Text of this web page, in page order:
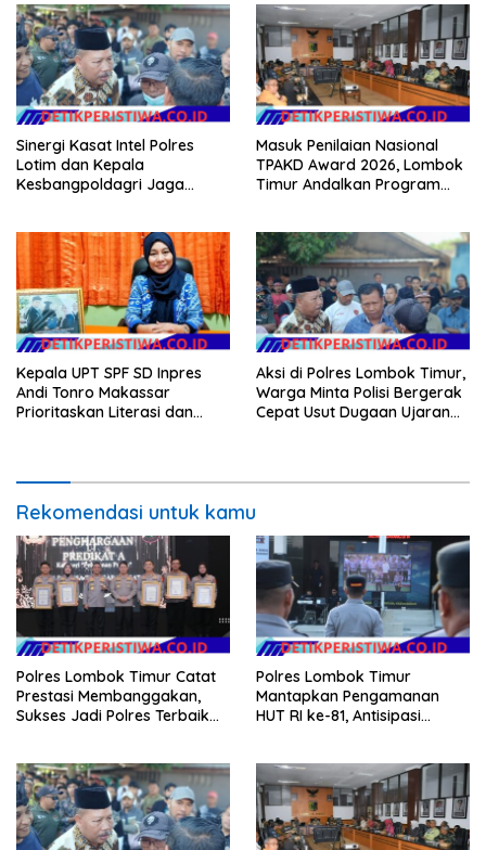
Sinergi Kasat Intel Polres
Lotim dan Kepala
Kesbangpoldagri Jaga
Masuk Penilaian Nasional
TPAKD Award 2026, Lombok
Timur Andalkan Program
Warga
Kepala UPT SPF SD Inpres
Andi Tonro Makassar
Prioritaskan Literasi dan
Aksi di Polres Lombok Timur,
Warga Minta Polisi Bergerak
Cepat Usut Dugaan Ujaran
Rekomendasi untuk kamu
Polres Lombok Timur Catat
Prestasi Membanggakan,
Sukses Jadi Polres Terbaik
Polres Lombok Timur
Mantapkan Pengamanan
HUT RI ke-81, Antisipasi